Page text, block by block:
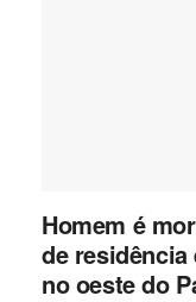
Homem é
de residência
no oeste do